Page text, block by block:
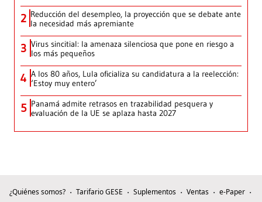
2 Reducción del desempleo, la proyección que se debate ante
la necesidad más apremiante
3 Virus sincitial: la amenaza silenciosa que pone en riesgo a
los más pequeños
4 A los 80 años, Lula oficializa su candidatura a la reelección:
‘Estoy muy entero’
5 Panamá admite retrasos en trazabilidad pesquera y
evaluación de la UE se aplaza hasta 2027
¿Quiénes somos? Tarifario GESE Suplementos Ventas
e-Paper